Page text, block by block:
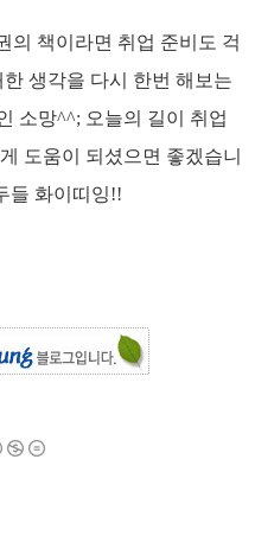
의 책이라면 취업 준비도 걱
한 생각을 다시 한번 해보는
소망^^; 오늘의 길이 취업
도움이 되셨으면 좋겠습니
들 화이띠잉!!